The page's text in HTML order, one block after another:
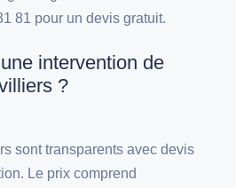
81 pour un devis gratuit.
intervention de
?
sont transparents avec devis
Le prix comprend